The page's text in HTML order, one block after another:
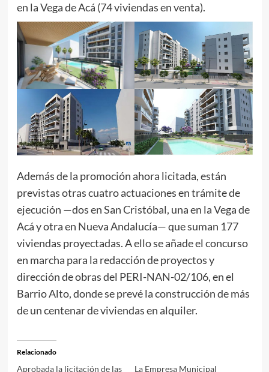
en la Vega de Acá (74 viviendas en venta).
Además de la promoción ahora licitada, están
previstas otras cuatro actuaciones en trámite de
ejecución —dos en San Cristóbal, una en la Vega de
Acá y otra en Nueva Andalucía— que suman 177
viviendas proyectadas. A ello se añade el concurso
en marcha para la redacción de proyectos y
dirección de obras del PERI-NAN-02/106, en el
Barrio Alto, donde se prevé la construcción de más
de un centenar de viviendas en alquiler.
Relacionado
Aprobada la licitación de las
La Empresa Municipal